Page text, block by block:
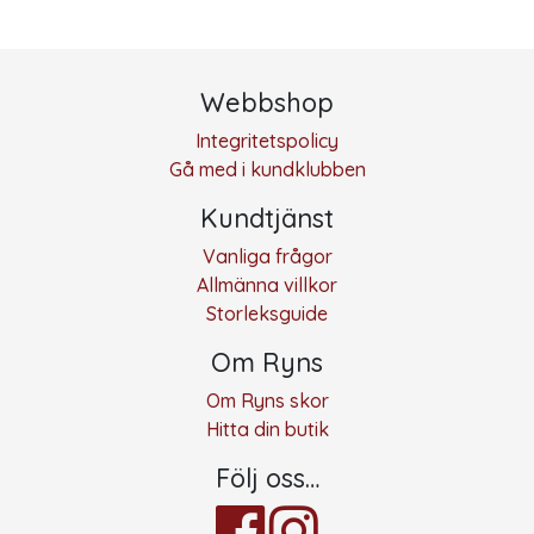
Webbshop
Integritetspolicy
Gå med i kundklubben
Kundtjänst
Vanliga frågor
Allmänna villkor
Storleksguide
Om Ryns
Om Ryns skor
Hitta din butik
Följ oss…